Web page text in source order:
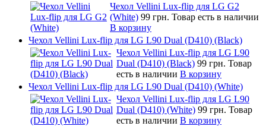
Чехол Vellini Lux-flip для LG G2
(White) 99 грн. Товар есть в наличии
В корзину
Чехол Vellini Lux-flip для LG L90 Dual (D410) (Black)
Чехол Vellini Lux-flip для LG L90
Dual (D410) (Black) 99 грн. Товар
есть в наличии В корзину
Чехол Vellini Lux-flip для LG L90 Dual (D410) (White)
Чехол Vellini Lux-flip для LG L90
Dual (D410) (White) 99 грн. Товар
есть в наличии В корзину